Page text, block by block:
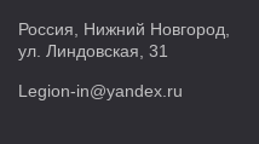
Россия, Нижний Новгород,
ул. Линдовская, 31
Legion-in@yandex.ru